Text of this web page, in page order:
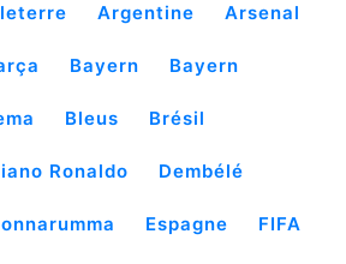
Argentine Arsenal
Bayern Bayern
Bleus Brésil
Ronaldo Dembélé
Espagne FIFA